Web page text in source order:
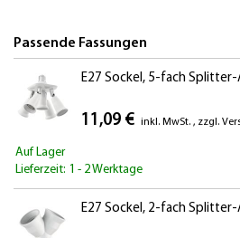
Passende Fassungen
E27 Sockel, 5-fach
11,09 € inkl. MwSt. , zzgl.
Auf Lager
Lieferzeit: 1 - 2 Werktage
E27 Sockel, 2-fach